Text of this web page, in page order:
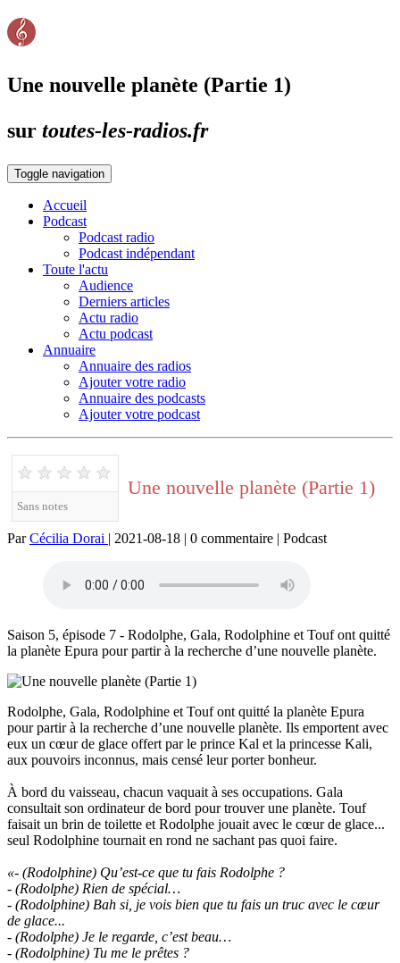
Une nouvelle planète (Partie 1)
sur toutes-les-radios.fr
Toggle navigation
Accueil
Podcast
Podcast radio
Podcast indépendant
Toute l'actu
Audience
Derniers articles
Actu radio
Actu podcast
Annuaire
Annuaire des radios
Ajouter votre radio
Annuaire des podcasts
Ajouter votre podcast
★ ★ ★ ★ ★
Sans notes
Une nouvelle planète (Partie 1)
ParCécilia Dorai | 2021-08-18 | 0 commentaire | Podcast
Saison 5, épisode 7 - Rodolphe, Gala, Rodolphine et Touf ont quitté
la planète Epura pour partir à la recherche d’une nouvelle planète.
Rodolphe, Gala, Rodolphine et Touf ont quitté la planète Epura
pour partir à la recherche d’une nouvelle planète. Ils emportent avec
eux un cœur de glace offert par le prince Kal et la princesse Kali,
aux pouvoirs inconnus, mais censé leur porter bonheur.
À bord du vaisseau, chacun vaquait à ses occupations. Gala
consultait son ordinateur de bord pour trouver une planète. Touf
faisait un brin de toilette et Rodolphe jouait avec le cœur de glace...
seul Rodolphine tournait en rond ne sachant pas quoi faire.
«- (Rodolphine) Qu’est-ce que tu fais Rodolphe ?
- (Rodolphe) Rien de spécial…
- (Rodolphine) Bah si, je vois bien que tu fais un truc avec le cœur
de glace...
- (Rodolphe) Je le regarde, c’est beau…
- (Rodolphine) Tu me le prêtes ?